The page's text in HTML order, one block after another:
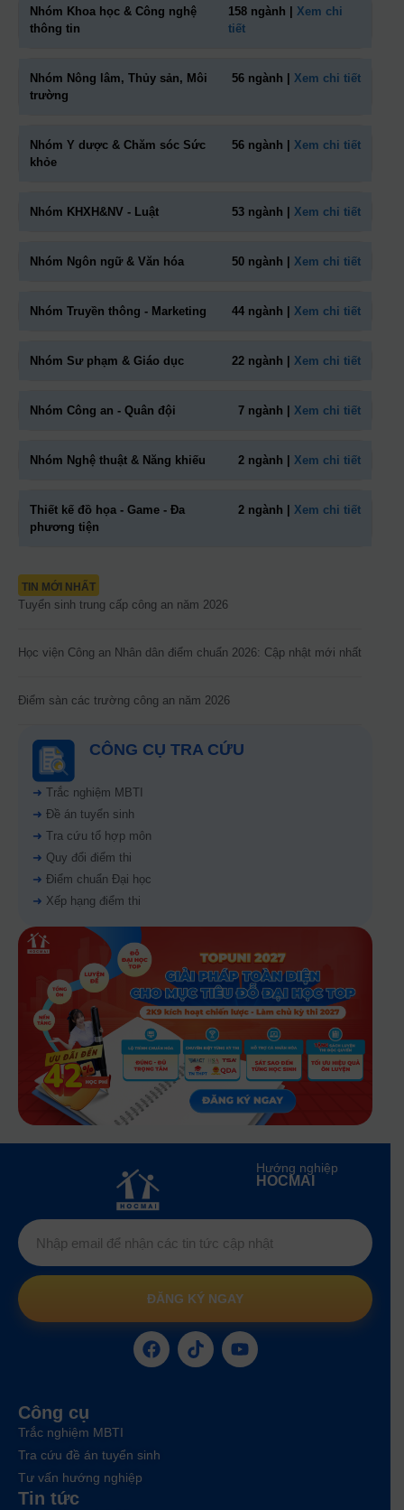
Nhóm Khoa học & Công nghệ
thông tin
158 ngành |Xem chi
tiết
Nhóm Nông lâm, Thủy sản, Môi
trường
56 ngành | Xem chi tiết
Nhóm Y dược & Chăm sóc Sức
khỏe
56 ngành | Xem chi tiết
Nhóm KHXH&NV - Luật 53 ngành | Xem chi tiết
Nhóm Ngôn ngữ & Văn hóa 50 ngành | Xem chi tiết
Nhóm Truyền thông - Marketing 44 ngành | Xem chi tiết
Nhóm Sư phạm & Giáo dục 22 ngành | Xem chi tiết
Nhóm Công an - Quân đội 7 ngành | Xem chi tiết
Nhóm Nghệ thuật & Năng khiếu 2 ngành | Xem chi tiết
Thiết kế đồ họa - Game - Đa
phương tiện
2 ngành | Xem chi tiết
TIN MỚI NHẤT
Tuyển sinh trung cấp công an năm 2026
Học viện Công an Nhân dân điểm chuẩn 2026: Cập nhật mới nhất
Điểm sàn các trường công an năm 2026
CÔNG CỤ TRA CỨU
➜ Trắc nghiệm MBTI
➜ Đề án tuyển sinh
➜ Tra cứu tổ hợp môn
➜ Quy đổi điểm thi
➜ Điểm chuẩn Đại học
➜ Xếp hạng điểm thi
Hướng nghiệp
HOCMAI
ĐĂNG KÝ NGAY
Công cụ
Trắc nghiệm MBTI
Tra cứu đề án tuyển sinh
Tư vấn hướng nghiệp
Tin tức